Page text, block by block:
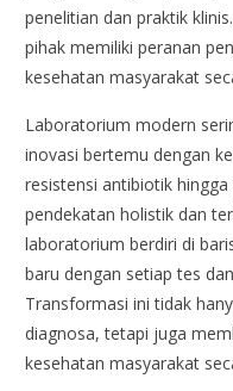
penelitian dan praktik
pihak memiliki peranan
kesehatan masyarakat
Laboratorium modern
inovasi bertemu dengan
resistensi antibiotik
pendekatan holistik dan
laboratorium berdiri di
baru dengan setiap tes
Transformasi ini tidak
diagnosa, tetapi juga
kesehatan masyarakat